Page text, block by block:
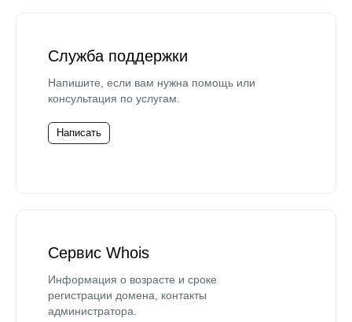
Служба поддержки
Напишите, если вам нужна помощь или
консультация по услугам.
Написать
Сервис Whois
Информация о возрасте и сроке
регистрации домена, контакты
администратора.